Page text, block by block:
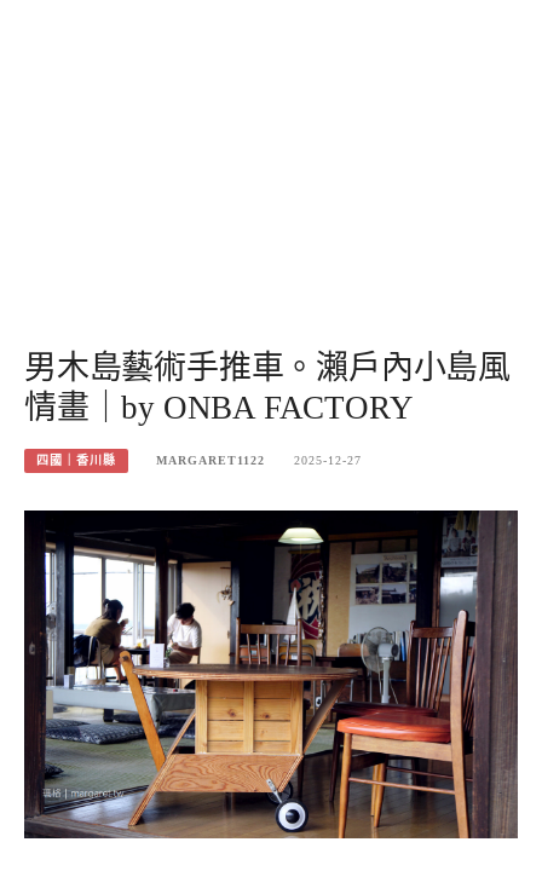
男木島藝術手推車。瀨戶內小島風
情畫｜by ONBA FACTORY
四國｜香川縣 MARGARET1122 2025-12-27